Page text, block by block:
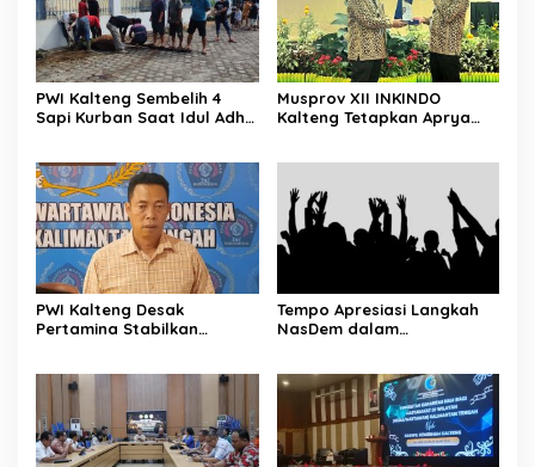
PWI Kalteng Sembelih 4
Sapi Kurban Saat Idul Adha
Musprov XII INKINDO
Kalteng Tetapkan Aprya
PWI Kalteng Desak
Pertamina Stabilkan
Tempo Apresiasi Langkah
NasDem dalam